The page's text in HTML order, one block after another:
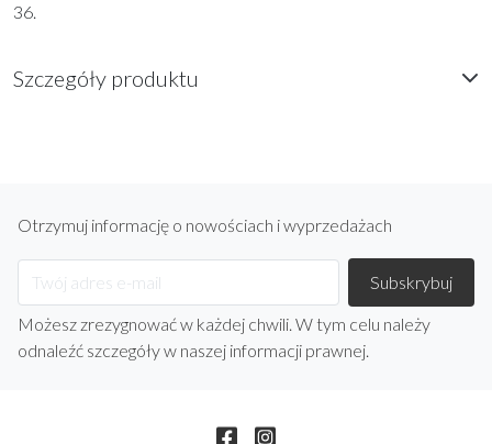
36.
Szczegóły produktu
Otrzymuj informację o nowościach i wyprzedażach
Możesz zrezygnować w każdej chwili. W tym celu należy
odnaleźć szczegóły w naszej informacji prawnej.